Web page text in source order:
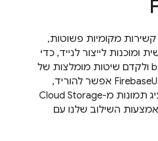
מקומיות פשוטות,
ומוכנות לייצור לנייד, כדי
לבטל קוד boilerplate ולקדם שיטות מומלצות של
Google. באמצעות FirebaseUI אפשר להוריד,
תמונות מ-Cloud Storage
השילוב שלנו עם